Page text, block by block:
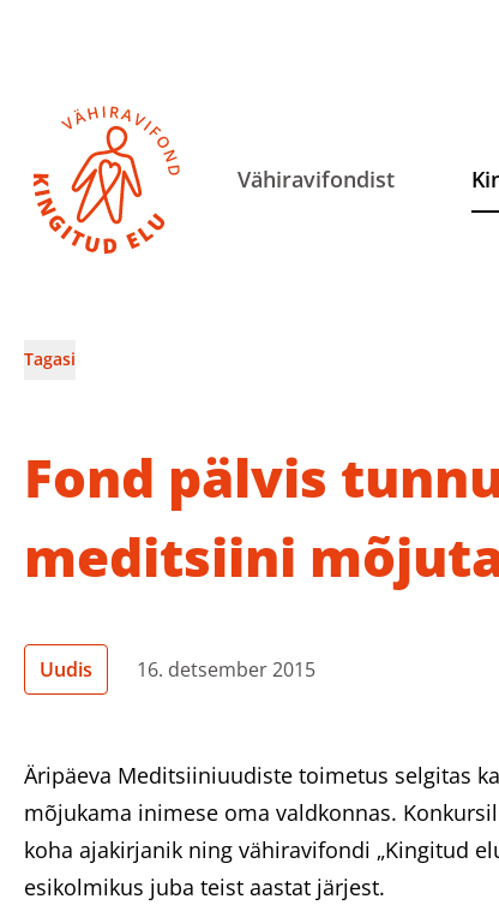
Vähiravifondist
Tagasi
Fond pälvis
meditsiini
Uudis 16. detsember 2015
Äripäeva Meditsiiniuudiste toimetus selgitas
mõjukama inimese oma valdkonnas.
koha ajakirjanik ning vähiravifondi „Kingitud
esikolmikus juba teist aastat järjest.